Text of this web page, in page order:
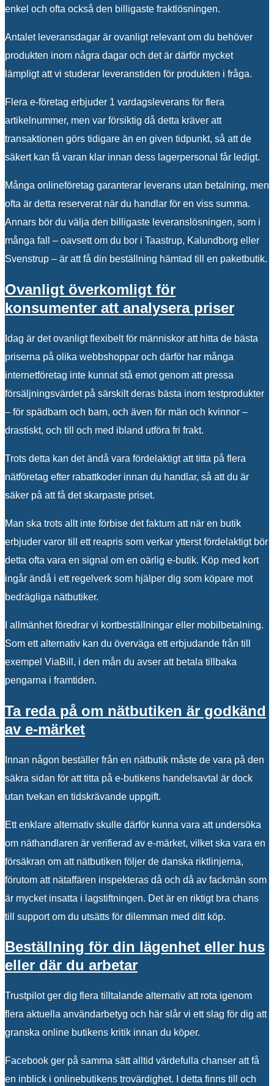
enkel och ofta också den billigaste fraktlösningen.
Antalet leveransdagar är ovanligt relevant om du behöver
produkten inom några dagar och det är därför mycket
lämpligt att vi studerar leveranstiden för produkten i fråga.
Flera e-företag erbjuder 1 vardagsleverans för flera
artikelnummer, men var försiktig då detta kräver att
transaktionen görs tidigare än en given tidpunkt, så att de
säkert kan få varan klar innan dess lagerpersonal får ledigt.
Många onlineföretag garanterar leverans utan betalning, men
ofta är detta reserverat när du handlar för en viss summa.
Annars bör du välja den billigaste leveranslösningen, som i
många fall – oavsett om du bor i Taastrup, Kalundborg eller
Svenstrup – är att få din beställning hämtad till en paketbutik.
Ovanligt överkomligt för
konsumenter att analysera priser
Idag är det ovanligt flexibelt för människor att hitta de bästa
priserna på olika webbshoppar och därför har många
internetföretag inte kunnat stå emot genom att pressa
försäljningsvärdet på särskilt deras bästa inom testprodukter
– för spädbarn och barn, och även för män och kvinnor –
drastiskt, och till och med ibland utföra fri frakt.
Trots detta kan det ändå vara fördelaktigt att titta på flera
nätföretag efter rabattkoder innan du handlar, så att du är
säker på att få det skarpaste priset.
Man ska trots allt inte förbise det faktum att när en butik
erbjuder varor till ett reapris som verkar ytterst fördelaktigt bör
detta ofta vara en signal om en oärlig e-butik. Köp med kort
ingår ändå i ett regelverk som hjälper dig som köpare mot
bedrägliga nätbutiker.
I allmänhet föredrar vi kortbeställningar eller mobilbetalning.
Som ett alternativ kan du överväga ett erbjudande från till
exempel ViaBill, i den mån du avser att betala tillbaka
pengarna i framtiden.
Ta reda på om nätbutiken är godkänd
av e-märket
Innan någon beställer från en nätbutik måste de vara på den
säkra sidan för att titta på e-butikens handelsavtal är dock
utan tvekan en tidskrävande uppgift.
Ett enklare alternativ skulle därför kunna vara att undersöka
om näthandlaren är verifierad av e-märket, vilket ska vara en
försäkran om att nätbutiken följer de danska riktlinjerna,
förutom att nätaffären inspekteras då och då av fackmän som
är mycket insatta i lagstiftningen. Det är en riktigt bra chans
till support om du utsätts för dilemman med ditt köp.
Beställning för din lägenhet eller hus
eller där du arbetar
Trustpilot ger dig flera tilltalande alternativ att rota igenom
flera aktuella användarbetyg och här slår vi ett slag för dig att
granska online butikens kritik innan du köper.
Facebook ger på samma sätt alltid värdefulla chanser att få
en inblick i onlinebutikens trovärdighet. I detta finns till och